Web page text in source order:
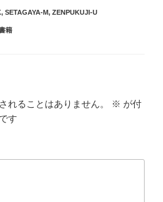
, SETAGAYA-M, ZENPUKUJI-U
籍
れることはありません。 ※ が付
す